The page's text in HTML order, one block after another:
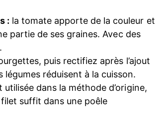
: la tomate apporte de la couleur et
partie de ses graines. Avec des
puis rectifiez après l’ajout
réduisent à la cuisson.
utilisée dans la méthode d’origine,
suffit dans une poêle